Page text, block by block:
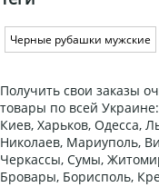
Черные рубашки мужские
Получить свои заказы
товары по всей Украине:
Киев, Харьков, Одесса,
Николаев, Мариуполь,
Черкассы, Сумы,
Бровары, Борисполь,